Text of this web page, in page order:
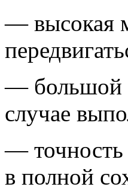
— высокая
— большой
случае
— точность
в полной